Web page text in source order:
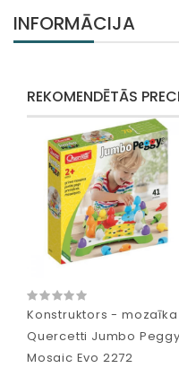
INFORMĀCIJA
REKOMENDĒTĀS
Konstruktors - mozaīka
Quercetti Jumbo Peggy
Mosaic Evo 2272